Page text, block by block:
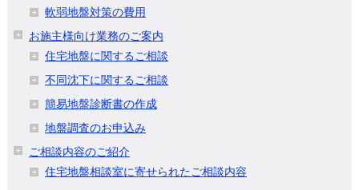
軟弱地盤対策の費用
お施主様向け業務のご案内
住宅地盤に関するご相談
不同沈下に関するご相談
簡易地盤診断書の作成
地盤調査のお申込み
ご相談内容のご紹介
住宅地盤相談室に寄せられたご相談内容